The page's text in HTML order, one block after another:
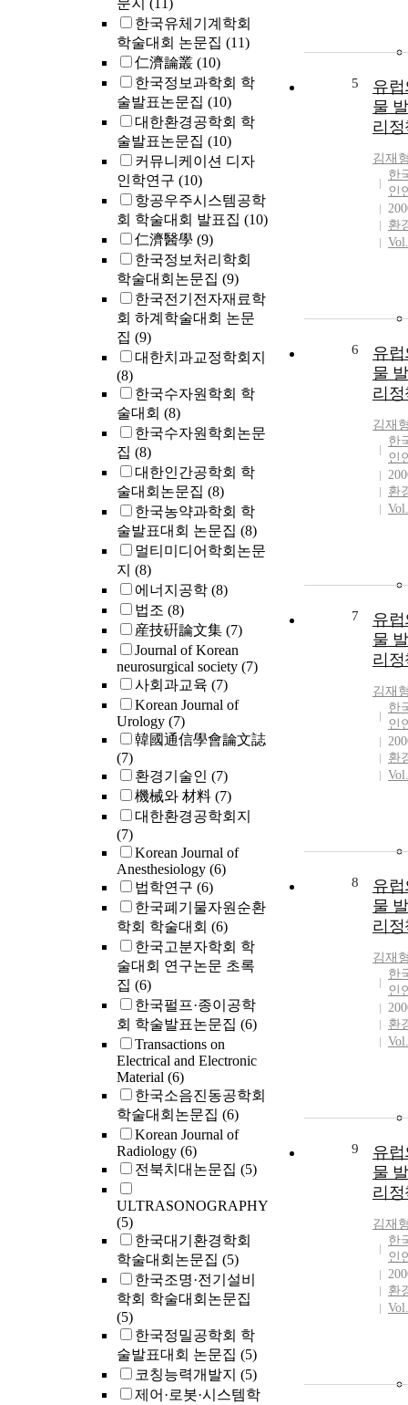
문지 (11)
한국유체기계학회
학술대회 논문집 (11)
仁濟論叢 (10)
한국정보과학회 학
술발표논문집 (10)
대한환경공학회 학
술발표논문집 (10)
커뮤니케이션 디자
인학연구 (10)
항공우주시스템공학
회 학술대회 발표집 (10)
仁濟醫學 (9)
한국정보처리학회
학술대회논문집 (9)
한국전기전자재료학
회 하계학술대회 논문
집 (9)
대한치과교정학회지
(8)
한국수자원학회 학
술대회 (8)
한국수자원학회논문
집 (8)
대한인간공학회 학
술대회논문집 (8)
한국농약과학회 학
술발표대회 논문집 (8)
멀티미디어학회논문
지 (8)
에너지공학 (8)
법조 (8)
産技硏論文集 (7)
Journal of Korean
neurosurgical society (7)
사회과교육 (7)
Korean Journal of
Urology (7)
韓國通信學會論文誌
(7)
환경기술인 (7)
機械와 材料 (7)
대한환경공학회지
(7)
Korean Journal of
Anesthesiology (6)
법학연구 (6)
한국폐기물자원순환
학회 학술대회 (6)
한국고분자학회 학
술대회 연구논문 초록
집 (6)
한국펄프·종이공학
회 학술발표논문집 (6)
Transactions on
Electrical and Electronic
Material (6)
한국소음진동공학회
학술대회논문집 (6)
Korean Journal of
Radiology (6)
전북치대논문집 (5)
ULTRASONOGRAPHY
(5)
한국대기환경학회
학술대회논문집 (5)
한국조명·전기설비
학회 학술대회논문집
(5)
한국정밀공학회 학
술발표대회 논문집 (5)
코칭능력개발지 (5)
제어·로봇·시스템학
5
유
물
리정
김재
한
인
환
6
유
물
리정
김재
한
인
환
7
유
물
리정
김재
한
인
환
8
유
물
리정
김재
한
인
환
9
유
물
리정
김재
한
인
환